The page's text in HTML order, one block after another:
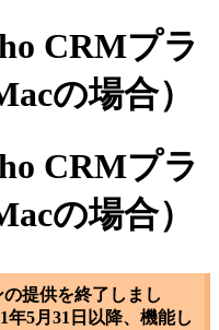
CRMプラ
の場合）
CRMプラ
の場合）
提供を終了しまし
年5月31日以降、機能し